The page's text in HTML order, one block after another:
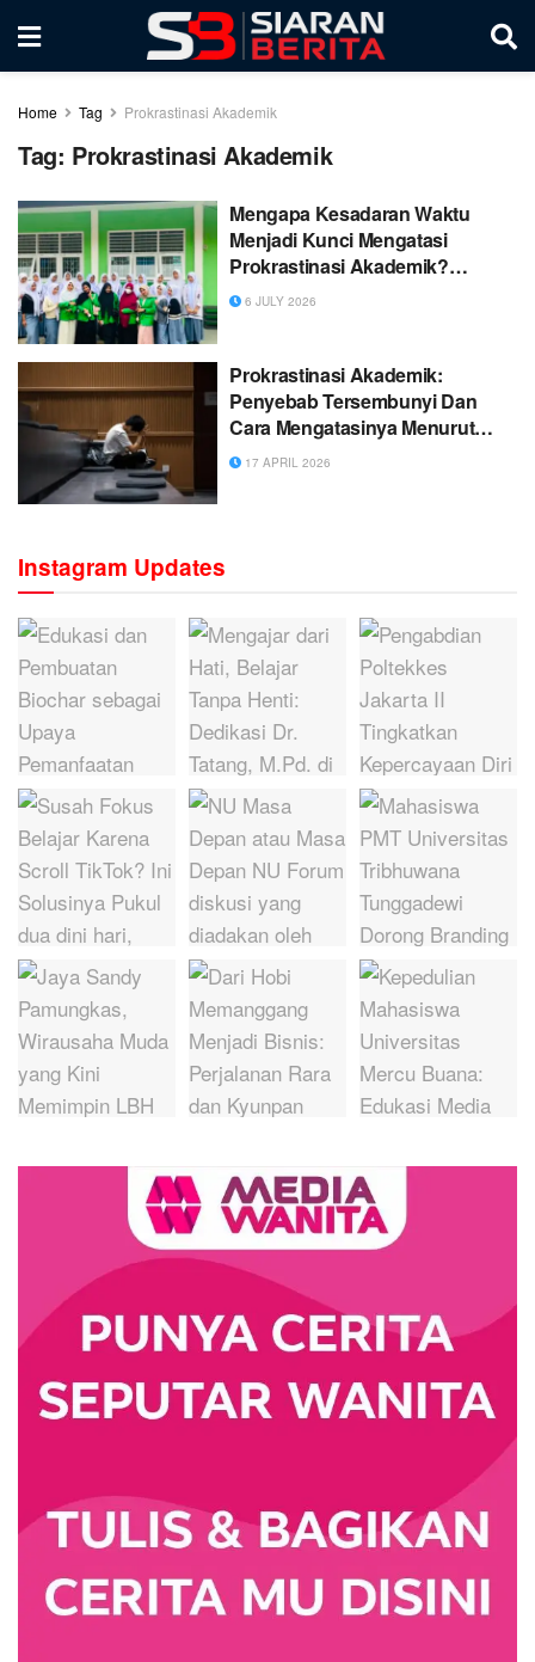
Home Tag Prokrastinasi Akademik
Tag: Prokrastinasi Akademik
Mengapa Kesadaran Waktu
Menjadi Kunci Mengatasi
Prokrastinasi Akademik?
Refleksi Psikoedukasi di SMKN
6 JULY 2026
Prokrastinasi Akademik:
Penyebab Tersembunyi Dan
Cara Mengatasinya Menurut
Mahasiswa
17 APRIL 2026
Instagram Updates